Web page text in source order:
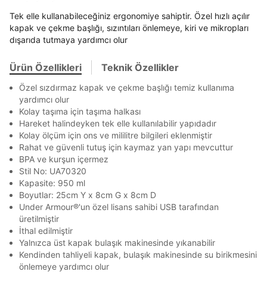
Banka Kart Taksit
İşbankası Maximum
QNB
AnadoluBank World
Tek elle kullanabileceğiniz ergonomiye sahiptir. Özel hızlı açılır
kapak ve çekme başlığı, sızıntıları önlemeye, kiri ve mikropları
dışarıda tutmaya yardımcı olur
Ürün Özellikleri Teknik Özellikler
Özel sızdırmaz kapak ve çekme başlığı temiz kullanıma
yardımcı olur
Kolay taşıma için taşıma halkası
Hareket halindeyken tek elle kullanılabilir yapıdadır
Kolay ölçüm için ons ve mililitre bilgileri eklenmiştir
Rahat ve güvenli tutuş için kaymaz yan yapı mevcuttur
BPA ve kurşun içermez
Stil No: UA70320
Kapasite: 950 ml
Boyutlar: 25cm Y x 8cm G x 8cm D
Under Armour®'un özel lisans sahibi USB tarafından
üretilmiştir
İthal edilmiştir
Yalnızca üst kapak bulaşık makinesinde yıkanabilir
Kendinden tahliyeli kapak, bulaşık makinesinde su birikmesini
önlemeye yardımcı olur
Mağazada Bul
Mağazada Bul
BEDEN TABLOSU
Kapat
Stok Bildirimi
Ürün stoklara geldiğindemail adresinize
bildirim göndereceğiz.
Kapat
Term Of Use
ipsum
Siparişinizin durumu hakkında bilgi alabilmek için
aşağıdaki bilgileri giriniz.
Sipariş Numaranız *
Sorgula
En az 8 karakter
Bir küçük harf karakter
Bir rakam
En az 1 özel karakter
Aşağıdakileri okudum ve kabul ediyorum:
Kişisel verilerinizAydınlatma Metni
uyarınca işlenecektir. Kişisel verilerimin Doğuş
Perakende Satış Giyim ve Aksesuar Ticaret A.Ş.
tarafından ticari elektronik ileti gönderilmesi amacıyla
işlenmesini kabul ediyorum.
Sms
Çağrı Merkezi / Arama
Kişisel verilerimin Doğuş Perakende Satış Giyim ve
Aksesuar Ticaret A.Ş. bünyesinde yer alan
markalara ait ürünlerin bana özel pazarlanması ve
Doğuş Grubu şirketlerinde bulunan pazarlama
verilerimin kişiselleştirilmiş reklamcılık faaliyeti
amacıyla işlenmesini kabul ediyorum.
sn
SMS Onay Kodu
Bilgilerinizi güncellemek için lütfen telefonunuza SMS
ile gelen kodu girerek telefon numaranızı doğrulayın.
sn
SMS Onay Kodu
Bilgilerinizi güncellemek için lütfen telefonunuza SMS
ile gelen kodu girerek telefon numaranızı doğrulayın.